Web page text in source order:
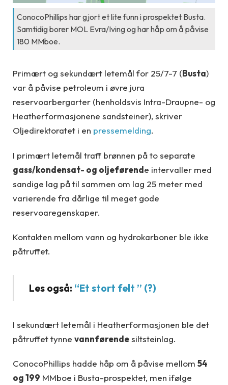
ConocoPhillips har gjort et lite funn i prospektet Busta.
Samtidig borer MOL Evra/Iving og har håp om å påvise
180 MMboe.
Primært og sekundært letemål for 25/7-7 (Busta)
var å påvise petroleum i øvre jura
reservoarbergarter (henholdsvis Intra-Draupne- og
Heatherformasjonene sandsteiner), skriver
Oljedirektoratet i en pressemelding.
I primært letemål traff brønnen på to separate
gass/kondensat- og oljeførende intervaller med
sandige lag på til sammen om lag 25 meter med
varierende fra dårlige til meget gode
reservoaregenskaper.
Kontakten mellom vann og hydrokarboner ble ikke
påtruffet.
Les også: “Et stort felt ” (?)
I sekundært letemål i Heatherformasjonen ble det
påtruffet tynne vannførendesiltsteinlag.
ConocoPhillips hadde håp om å påvise mellom 54
og 199 MMboe i Busta-prospektet, men ifølge